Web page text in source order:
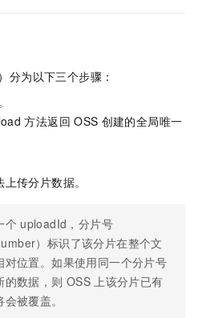
为以下三个步骤：
方法返回 OSS 创建的全局唯一
上传分片数据。
个 uploadId，分片号
）标识了该分片在整个文
对位置。如果使用同一个分片号
的数据，则 OSS 上该分片已有
被覆盖。